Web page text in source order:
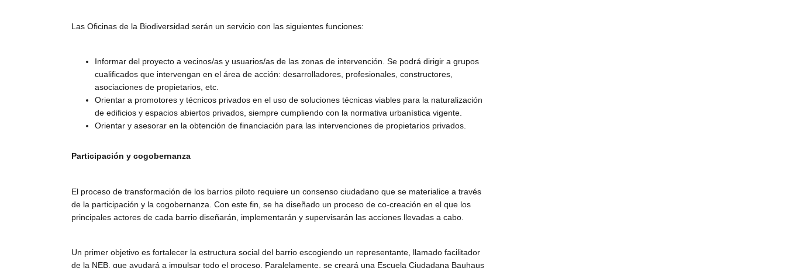
Las Oficinas de la Biodiversidad serán un servicio con las siguientes funciones:
Informar del proyecto a vecinos/as y usuarios/as de las zonas de intervención. Se podrá dirigir a grupos
cualificados que intervengan en el área de acción: desarrolladores, profesionales, constructores,
asociaciones de propietarios, etc.
Orientar a promotores y técnicos privados en el uso de soluciones técnicas viables para la naturalización
de edificios y espacios abiertos privados, siempre cumpliendo con la normativa urbanística vigente.
Orientar y asesorar en la obtención de financiación para las intervenciones de propietarios privados.
Participación y cogobernanza
El proceso de transformación de los barrios piloto requiere un consenso ciudadano que se materialice a través
de la participación y la cogobernanza. Con este fin, se ha diseñado un proceso de co-creación en el que los
principales actores de cada barrio diseñarán, implementarán y supervisarán las acciones llevadas a cabo.
Un primer objetivo es fortalecer la estructura social del barrio escogiendo un representante, llamado facilitador
de la NEB, que ayudará a impulsar todo el proceso. Paralelamente, se creará una Escuela Ciudadana Bauhaus